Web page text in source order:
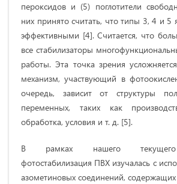
пероксидов и (5) поглотители
них принято считать, что типы 3, 4 и 5
эффективными [4]. Считается, что
все стабилизаторы
работы. Эта точка зрения
механизм, участвующий в
очередь, зависит от структуры
переменных, таких как
обработка, условия и т. д. [5].
В рамках нашего текущего
фотостабилизация ПВХ изучалась с
азометиновых соединений, содержащих